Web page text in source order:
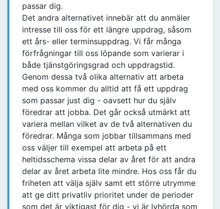
passar dig.
Det andra alternativet innebär att du anmäler
intresse till oss för ett längre uppdrag, såsom
ett års- eller terminsuppdrag. Vi får många
förfrågningar till oss löpande som varierar i
både tjänstgöringsgrad och uppdragstid.
Genom dessa två olika alternativ att arbeta
med oss kommer du alltid att få ett uppdrag
som passar just dig - oavsett hur du själv
föredrar att jobba. Det går också utmärkt att
variera mellan vilket av de två alternativen du
föredrar. Många som jobbar tillsammans med
oss väljer till exempel att arbeta på ett
heltidsschema vissa delar av året för att andra
delar av året arbeta lite mindre. Hos oss får du
friheten att välja själv samt ett större utrymme
att ge ditt privatliv prioritet under de perioder
som det är viktigast för dig - vi är lyhörda som